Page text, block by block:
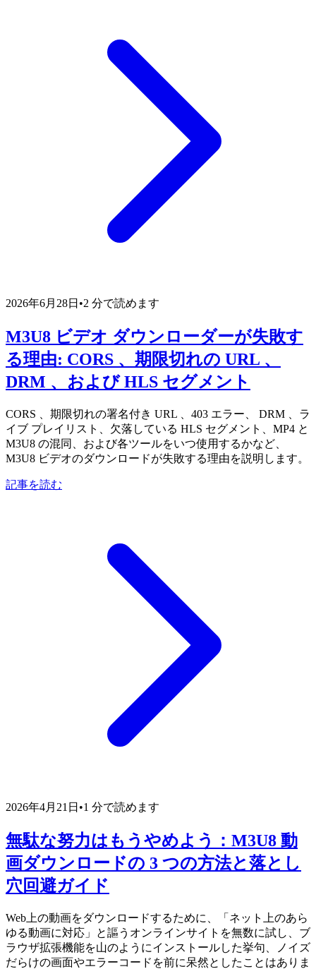
2026年6月28日 •2 分で読めます
M3U8 ビデオ ダウンローダーが失敗す
る理由: CORS 、期限切れの URL 、
DRM 、および HLS セグメント
CORS 、期限切れの署名付き URL 、403 エラー、 DRM 、ラ
イブ プレイリスト、欠落している HLS セグメント、MP4 と
M3U8 の混同、および各ツールをいつ使用するかなど、
M3U8 ビデオのダウンロードが失敗する理由を説明します。
記事を読む
2026年4月21日 •1 分で読めます
無駄な努力はもうやめよう：M3U8 動
画ダウンロードの 3 つの方法と落とし
穴回避ガイド
Web上の動画をダウンロードするために、「ネット上のあら
ゆる動画に対応」と謳うオンラインサイトを無数に試し、ブ
ラウザ拡張機能を山のようにインストールした挙句、ノイズ
だらけの画面やエラーコードを前に呆然としたことはありま